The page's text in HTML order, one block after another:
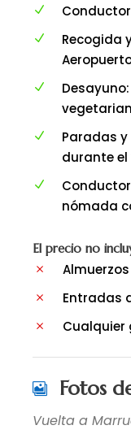
Recogida
Paradas
durante el
nómada
El precio no
Entradas
Fotos
Vuelta a